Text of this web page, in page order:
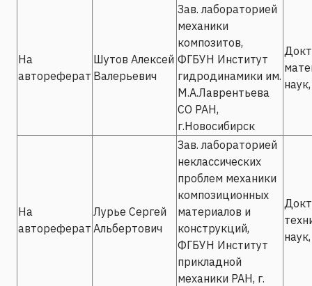
На
автореферат
Шутов Алексей
Валерьевич
Зав. лабораторией
механики
композитов,
ФГБУН Институт
гидродинамики им.
М.А.Лаврентьева
СО РАН,
г.Новосибирск
На
автореферат
Лурье Сергей
Альбертович
Зав. лабораторией
неклассических
проблем механики
композиционных
материалов и
конструкций,
ФГБУН Институт
прикладной
механики РАН, г.